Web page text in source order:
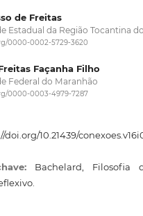
de Freitas
Estadual da Região Tocantina
0000-0002-5729-3620
Façanha Filho
Federal do Maranhão
0000-0003-4979-7287
doi.org/10.21439/
Bachelard, Filosofia